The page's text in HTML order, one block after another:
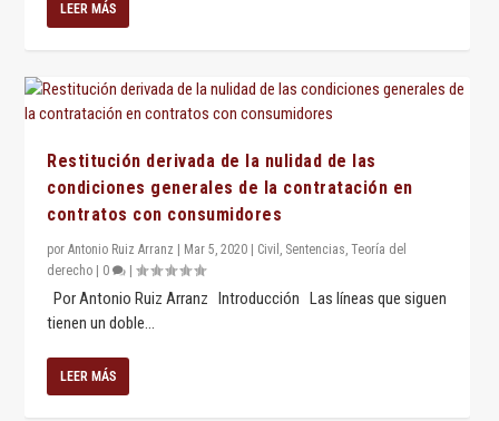
LEER MÁS
Restitución derivada de la nulidad de las
condiciones generales de la contratación en
contratos con consumidores
porAntonio Ruiz Arranz Mar 5, 2020 Civil , Sentencias,Teoría del
derecho
0 |
Por Antonio Ruiz Arranz Introducción Las líneas que siguen
tienen un doble...
LEER MÁS